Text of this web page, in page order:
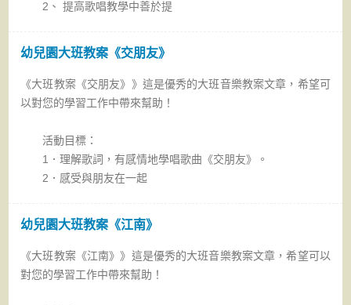
2、 提高歌唱教學中善於提
幼兒園大班教案《交朋友》
《大班教案《交朋友》》這是優秀的大班音樂教案文章，希望可
以對您的學習工作中帶來幫助！
活動目標：
1．理解歌詞，有感情地學唱歌曲《交朋友》。
2．感受與朋友在一起
幼兒園大班教案《江南》
《大班教案《江南》》這是優秀的大班音樂教案文章，希望可以
對您的學習工作中帶來幫助！